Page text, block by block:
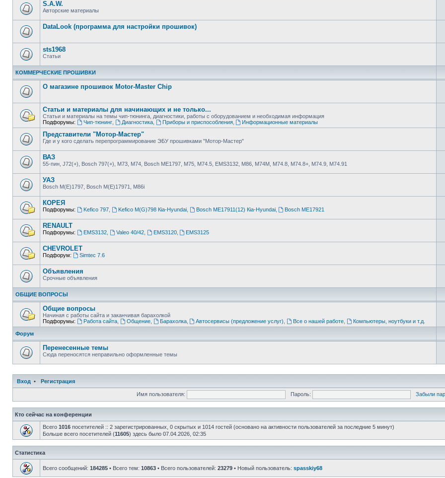
S.A.W.
Авторские материалы
DataLook (программа для настройки прошивок)
sts1968
Статьи
КОММЕРЧЕСКИЕ ПРОШИВКИ
О магазине прошивок Motor-Master Chip
Статьи и материалы для начинающих и не только...
Статьи и материалы на темы чип-тюнинга, диагностики, работы с оборудованием и необходимая информация
Подфорумы:
Чип-тюнинг, Диагностика, Приборы и приспособления, Информационные материалы
Представители "Мотор-Мастер"
Где и у кого сделать перепрограммирование ЭБУ прошивками "Мотор-Мастер"
ВАЗ
55-пин, J72(+), Bosch 797(+), М73, М74, Bosch ME1797, М75, М74.5, EMS3132, М86, М74М, М74.8, М74.8+, М74.9, М74.91
УАЗ
Bosch M(E)1797, Bosch M(E)17971, М86i
КОРЕЯ
Подфорумы: Kefico 797, Kefico M(G)798 Кia-Hyundai, Bosch ME17911(12) Кia-Hyundai, Bosch ME17921
RENAULT
Подфорумы: EMS3132, Valeo 40/42, EMS3120, EMS3125
CHEVROLET
Подфорум: Simtec 7.6
Объявления
Срочные объявления
ОБЩИЕ ВОПРОСЫ
Общие вопросы
Начиная с работы сайта и заканчивая барахолкой
Подфорумы:
Работа сайта, Общение, Барахолка, Автосервисы (предложение услуг) Все о нашей работе Компьютеры, ноутбуки и т.д.
Форум
Перенесенные темы
Сюда переносятся неправильно оформленные темы
Вход • Регистрация
Имя пользователя: Пароль: Забыли
Кто сейчас на конференции
Всего 1016 посетителей :: 2 зарегистрированных, 0 скрытых и 1014 гостей (основано на активности пользователей за последние 5 минут)
Больше всего посетителей (11605) здесь было 07.04.2026, 02:35
Статистика
Всего сообщений: 184285 • Всего тем: 10863 • Всего пользователей: 23279 • Новый пользователь: spasskiy68